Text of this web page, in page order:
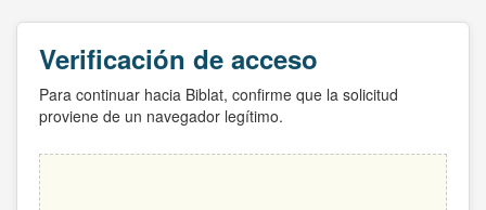
Verificación de acceso
Para continuar hacia Biblat, confirme que la solicitud
proviene de un navegador legítimo.